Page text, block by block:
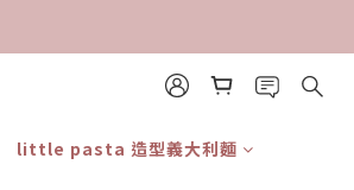
little pasta 造型義大利麵